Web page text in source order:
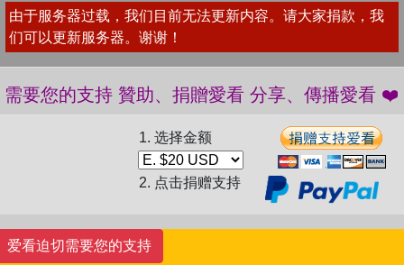
由于服务器过载，我们目前无法更新内容。请大家捐款，我
们可以更新服务器。谢谢！
愛看需要您的支持 贊助、捐贈愛看 分享、傳播
1. 选择金额
2. 点击捐赠支持
爱看迫切需要您的支持